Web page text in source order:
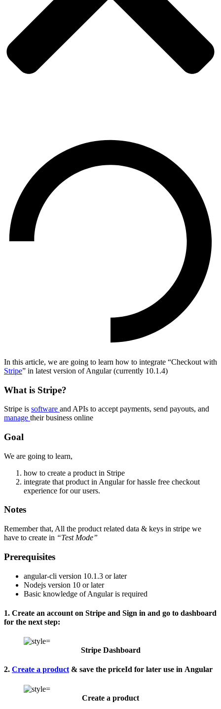
In this article, we are going to learn how to integrate “Checkout with
Stripe” in latest version of Angular (currently 10.1.4)
What is Stripe?
Stripe is software and APIs to accept payments, send payouts, and
manage their business online
Goal
We are going to learn,
how to create a product in Stripe
integrate that product in Angular for hassle free checkout
experience for our users.
Notes
Remember that, All the product related data & keys in stripe we
have to create in “Test Mode”
Prerequisites
angular-cli version 10.1.3 or later
Nodejs version 10 or later
Basic knowledge of Angular is required
1. Create an account on Stripe and Sign in and go to dashboard
for the next step:
Stripe Dashboard
2. Create a product& save the priceId for later use in Angular
Create a product